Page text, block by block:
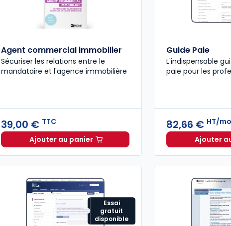
Agent commercial immobilier
Sécuriser les relations entre le
mandataire et l'agence immobilière
39,00 € TTC
Ajouter au panierAgent commercial immobilier à 39,00 € TTC
Guide Paie
L'indispensable
paie pour les
82,66 € HT/
Ajouter
Essai
gratuit
disponible